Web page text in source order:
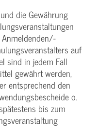
die Gewährung
Anmeldenden/­
auf
sind in jedem Fall
gewährt werden,
entsprechend den
o.
bis zum